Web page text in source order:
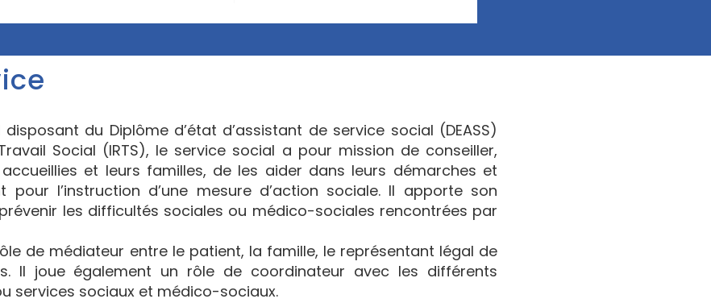
du Diplôme d’état d’assistant de service social (DEASS)
Social (IRTS), le service social a pour mission de conseiller,
et leurs familles, de les aider dans leurs démarches et
l’instruction d’une mesure d’action sociale. Il apporte son
les difficultés sociales ou médico-sociales rencontrées par
de médiateur entre le patient, la famille, le représentant légal de
Il joue également un rôle de coordinateur avec les différents
services sociaux et médico-sociaux.